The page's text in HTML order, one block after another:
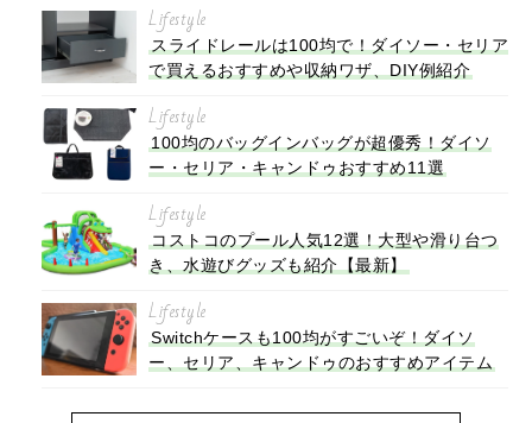
Lifestyle
スライドレールは100均で！ダイソー・セリア
で買えるおすすめや収納ワザ、DIY例紹介
Lifestyle
100均のバッグインバッグが超優秀！ダイソ
ー・セリア・キャンドゥおすすめ11選
Lifestyle
コストコのプール人気12選！大型や滑り台つ
き、水遊びグッズも紹介【最新】
Lifestyle
Switchケースも100均がすごいぞ！ダイソ
ー、セリア、キャンドゥのおすすめアイテム